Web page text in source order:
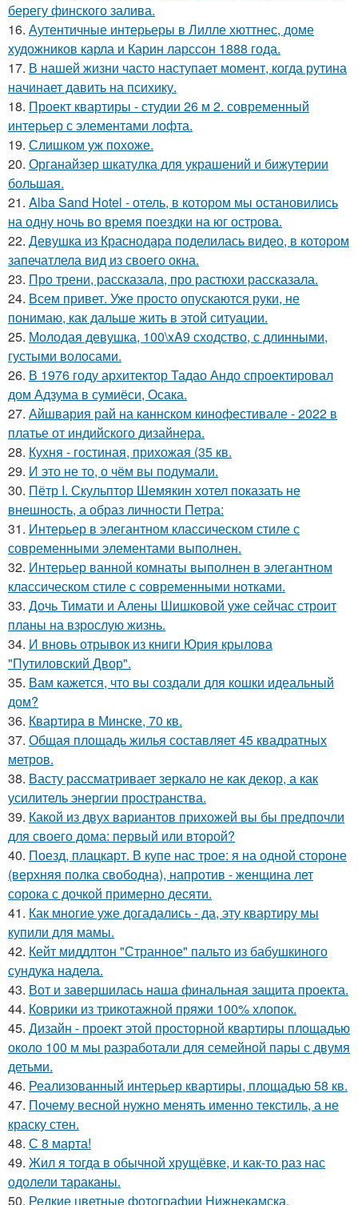
берегу финского залива.
16. Аутентичные интерьеры в Лилле хюттнес, доме
художников карла и Карин ларссон 1888 года.
17. В нашей жизни часто наступает момент, когда рутина
начинает давить на психику.
18. Проект квартиры - студии 26 м 2. современный
интерьер с элементами лофта.
19. Слишком уж похоже.
20. Органайзер шкатулка для украшений и бижутерии
большая.
21. Alba Sand Hotel - отель, в котором мы остановились
на одну ночь во время поездки на юг острова.
22. Девушка из Краснодара поделилась видео, в котором
запечатлела вид из своего окна.
23. Про трени, рассказала, про растюхи рассказала.
24. Всем привет. Уже просто опускаются руки, не
понимаю, как дальше жить в этой ситуации.
25. Молодая девушка, 100\xA9 сходство, с длинными,
густыми волосами.
26. В 1976 году архитектор Тадао Андо спроектировал
дом Адзума в сумиёси, Осака.
27. Айшвария рай на каннском кинофестивале - 2022 в
платье от индийского дизайнера.
28. Кухня - гостиная, прихожая (35 кв.
29. И это не то, о чём вы подумали.
30. Пётр I. Скульптор Шемякин хотел показать не
внешность, а образ личности Петра:
31. Интерьер в элегантном классическом стиле с
современными элементами выполнен.
32. Интерьер ванной комнаты выполнен в элегантном
классическом стиле с современными нотками.
33. Дочь Тимати и Алены Шишковой уже сейчас строит
планы на взрослую жизнь.
34. И вновь отрывок из книги Юрия крылова
"Путиловский Двор".
35. Вам кажется, что вы создали для кошки идеальный
дом?
36. Квартира в Минске, 70 кв.
37. Общая площадь жилья составляет 45 квадратных
метров.
38. Васту рассматривает зеркало не как декор, а как
усилитель энергии пространства.
39. Какой из двух вариантов прихожей вы бы предпочли
для своего дома: первый или второй?
40. Поезд, плацкарт. В купе нас трое: я на одной стороне
(верхняя полка свободна), напротив - женщина лет
сорока с дочкой примерно десяти.
41. Как многие уже догадались - да, эту квартиру мы
купили для мамы.
42. Кейт миддлтон "Странное" пальто из бабушкиного
сундука надела.
43. Вот и завершилась наша финальная защита проекта.
44. Коврики из трикотажной пряжи 100% хлопок.
45. Дизайн - проект этой просторной квартиры площадью
около 100 м мы разработали для семейной пары с двумя
детьми.
46. Реализованный интерьер квартиры, площадью 58 кв.
47. Почему весной нужно менять именно текстиль, а не
краску стен.
48. С 8 марта!
49. Жил я тогда в обычной хрущёвке, и как-то раз нас
одолели тараканы.
50. Редкие цветные фотографии Нижнекамска,